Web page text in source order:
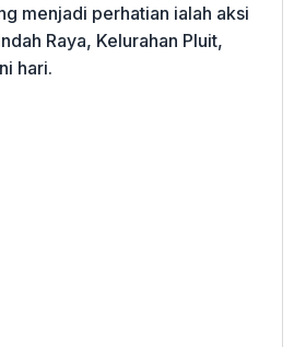
menjadi perhatian ialah aksi
Raya, Kelurahan Pluit,
hari.